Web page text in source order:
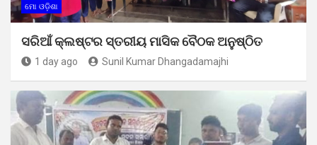
ମୋ ଓଡ଼ିଶା
ସରିଆଁ କ୍ଲଷ୍ଟର ସ୍ତରୀୟ ମାସିକ ବୈଠକ ଅନୁଷ୍ଠିତ
1 day ago Sunil Kumar Dhangadamajhi